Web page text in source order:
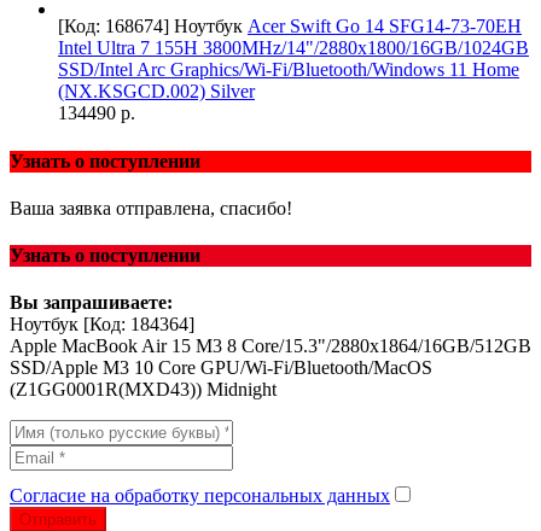
[Код: 168674] Ноутбук Acer Swift Go 14 SFG14-73-70EH
Intel Ultra 7 155H 3800MHz/14"/2880x1800/16GB/1024GB
SSD/Intel Arc Graphics/Wi-Fi/Bluetooth/Windows 11 Home
(NX.KSGCD.002) Silver
134490 р.
Узнать о поступлении
Ваша заявка отправлена, спасибо!
Узнать о поступлении
Вы запрашиваете:
Ноутбук [Код: 184364]
Apple MacBook Air 15 M3 8 Core/15.3"/2880x1864/16GB/512GB
SSD/Apple M3 10 Core GPU/Wi-Fi/Bluetooth/MacOS
(Z1GG0001R(MXD43)) Midnight
Согласие на обработку персональных данных
Отправить